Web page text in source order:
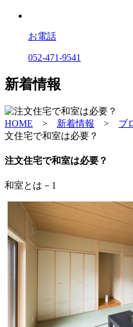
お電話
052-471-9541
新着情報
HOME > 新着情報 > ブ
文住宅で和室は必要？
注文住宅で和室は必要？
和室とは－1